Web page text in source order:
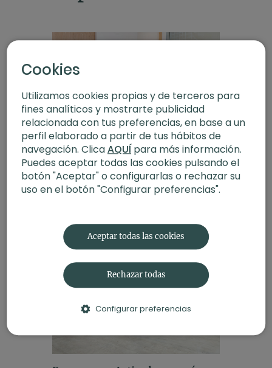
Hatha. Despierta despacio con
Raquel Mar
Despierta con serenidad con esta
clase de hatha slow. Incluye
para comenzar a movilizar el
cuerpo y a abrirlo de forma lenta y
suave para un día calmado.
Cookies
Utilizamos cookies propias y de terceros para
fines analíticos y mostrarte publicidad
relacionada con tus preferencias, en base a un
perfil elaborado a partir de tus hábitos de
navegación. ClicaAQUÍpara más información.
Puedes aceptar todas las cookies pulsando el
botón "Aceptar" o configurarlas o rechazar su
uso en el botón "Configurar preferencias".
Aceptar todas las cookies
Rechazar todas
Configurar preferencias